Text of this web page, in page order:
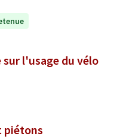
l'usage du vélo
piétons